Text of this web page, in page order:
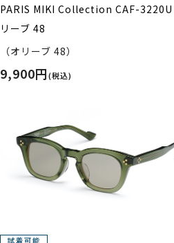
PARIS MIKI Collection CAF-3220U
リーブ 48
（オリーブ 48）
9,900円(税込)